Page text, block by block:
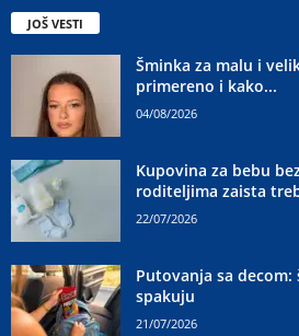
JOŠ VESTI
Šminka za malu i
primereno i kako...
04/08/2026
Kupovina za bebu
roditeljima zaista
22/07/2026
Putovanja sa
spakuju
21/07/2026